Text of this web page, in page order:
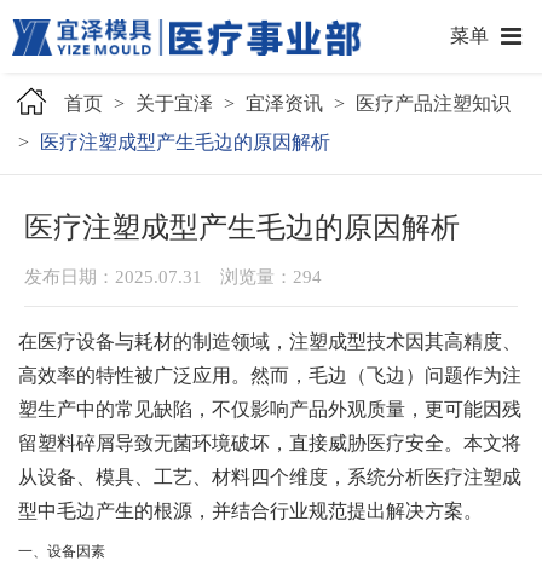
菜单
首页 > 关于宜泽 > 宜泽资讯 >
医疗产品注塑知识
>
医疗注塑成型产生毛边的原因解析
医疗注塑成型产生毛边的原因解析
发布日期：2025.07.31 浏览量： 294
在医疗设备与耗材的制造领域，注塑成型技术因其高精度、
高效率的特性被广泛应用。然而，毛边（飞边）问题作为注
塑生产中的常见缺陷，不仅影响产品外观质量，更可能因残
留塑料碎屑导致无菌环境破坏，直接威胁医疗安全。本文将
从设备、模具、工艺、材料四个维度，系统分析医疗注塑成
型中毛边产生的根源，并结合行业规范提出解决方案。
一、设备因素